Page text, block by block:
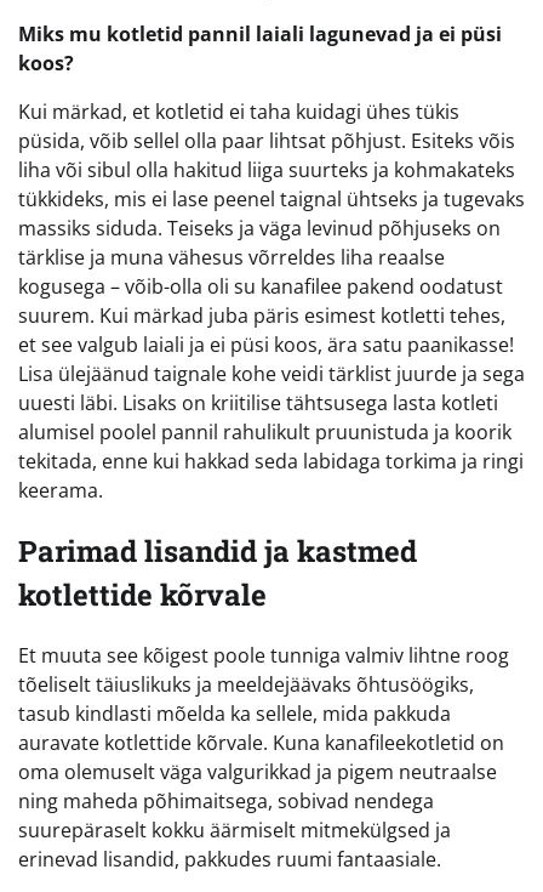
Miks mu kotletid pannil laiali lagunevad ja ei püsi
koos?
Kui märkad, et kotletid ei taha kuidagi ühes tükis
püsida, võib sellel olla paar lihtsat põhjust. Esiteks võis
liha või sibul olla hakitud liiga suurteks ja kohmakateks
tükkideks, mis ei lase peenel taignal ühtseks ja tugevaks
massiks siduda. Teiseks ja väga levinud põhjuseks on
tärklise ja muna vähesus võrreldes liha reaalse
kogusega – võib-olla oli su kanafilee pakend oodatust
suurem. Kui märkad juba päris esimest kotletti tehes,
et see valgub laiali ja ei püsi koos, ära satu paanikasse!
Lisa ülejäänud taignale kohe veidi tärklist juurde ja sega
uuesti läbi. Lisaks on kriitilise tähtsusega lasta kotleti
alumisel poolel pannil rahulikult pruunistuda ja koorik
tekitada, enne kui hakkad seda labidaga torkima ja ringi
keerama.
Parimad lisandid ja kastmed
kotlettide kõrvale
Et muuta see kõigest poole tunniga valmiv lihtne roog
tõeliselt täiuslikuks ja meeldejäävaks õhtusöögiks,
tasub kindlasti mõelda ka sellele, mida pakkuda
auravate kotlettide kõrvale. Kuna kanafileekotletid on
oma olemuselt väga valgurikkad ja pigem neutraalse
ning maheda põhimaitsega, sobivad nendega
suurepäraselt kokku äärmiselt mitmekülgsed ja
erinevad lisandid, pakkudes ruumi fantaasiale.